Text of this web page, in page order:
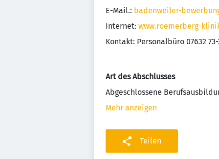
E-Mail.: badenweiler-
Internet: www.roemerberg-
Kontakt: Personalbüro 07632
Art des Abschlusses
Abgeschlossene
Mehr anzeigen
Teilen